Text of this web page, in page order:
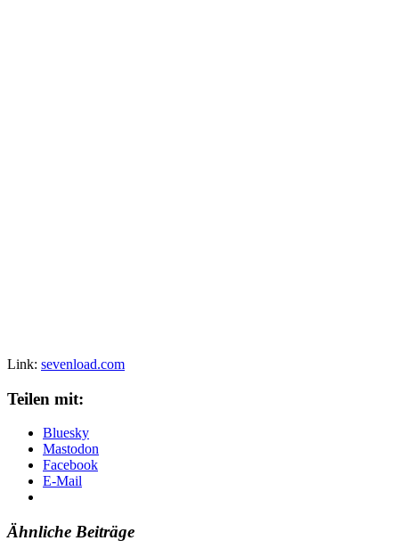
Link: sevenload.com
Teilen mit:
Bluesky
Mastodon
Facebook
E-Mail
Ähnliche Beiträge